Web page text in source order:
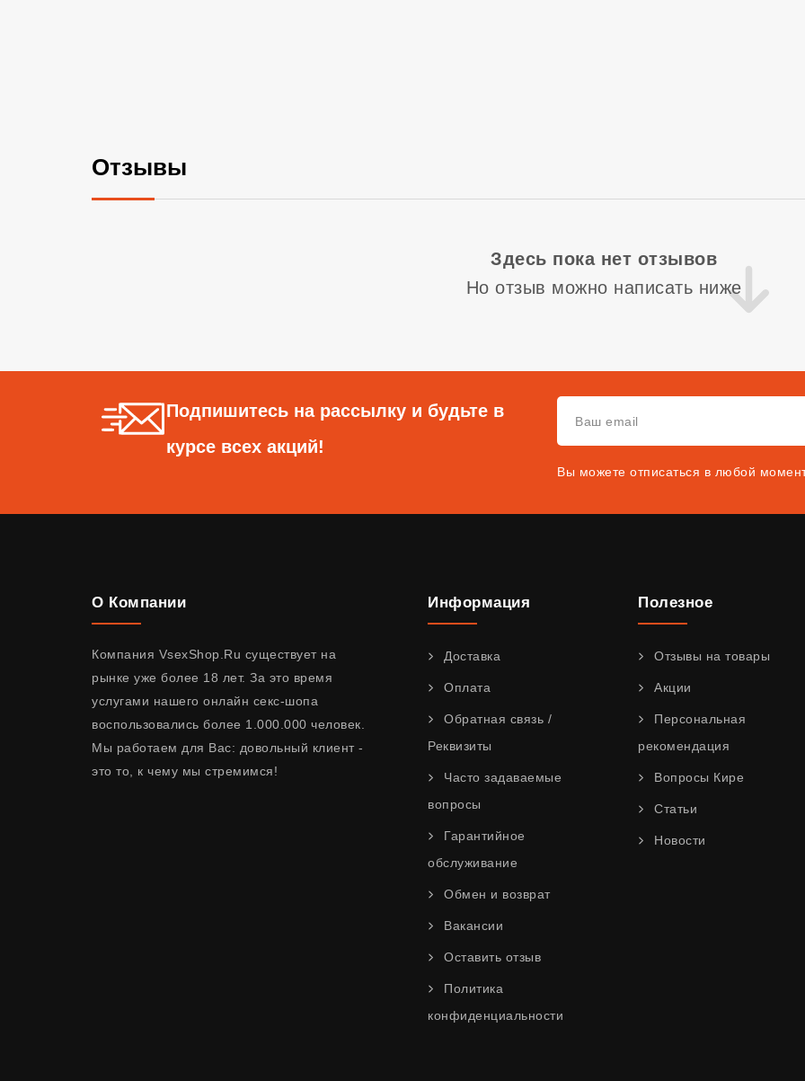
Отзывы
Здесь пока нет отзывов
Но отзыв можно написать ниже
Подпишитесь на рассылку и будьте в
курсе всех акций!
Вы можете отписаться в любой
О Компании
Компания VsexShop.Ru существует на
рынке уже более 18 лет. За это время
услугами нашего онлайн секс-шопа
воспользовались более 1.000.000 человек.
Мы работаем для Вас: довольный клиент -
это то, к чему мы стремимся!
Информация
Доставка
Оплата
Обратная связь /
Реквизиты
Часто задаваемые
вопросы
Гарантийное
обслуживание
Обмен и возврат
Вакансии
Оставить отзыв
Политика
конфиденциальности
Полезное
Отзывы на товары
Акции
Персональная
рекомендация
Вопросы Кире
Статьи
Новости